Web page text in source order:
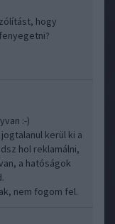
hogy
:-)
kerül ki a
hol reklamálni,
a hatóságok
nem fogom fel.